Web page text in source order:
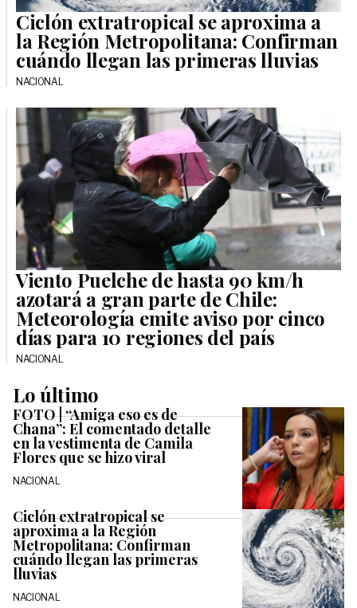
Ciclón extratropical se aproxima a
la Región Metropolitana: Confirman
cuándo llegan las primeras lluvias
NACIONAL
Viento Puelche de hasta 90 km/h
azotará a gran parte de Chile:
Meteorología emite aviso por cinco
días para 10 regiones del país
NACIONAL
Lo último
FOTO | “Amiga eso es de
Chana”: El comentado detalle
en la vestimenta de Camila
Flores que se hizo viral
NACIONAL
Ciclón extratropical se
aproxima a la Región
Metropolitana: Confirman
cuándo llegan las primeras
lluvias
NACIONAL